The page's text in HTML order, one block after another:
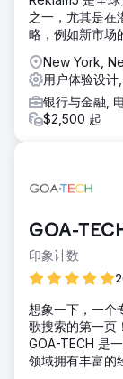
之一，尤其是在
略，例如新市场
New York,
用户体验设计
银行与金融,
$2,500 起
GOA-
印象计数
想象一下，一个
歌搜索的第一页
GOA-TECH 是
领域拥有丰富的